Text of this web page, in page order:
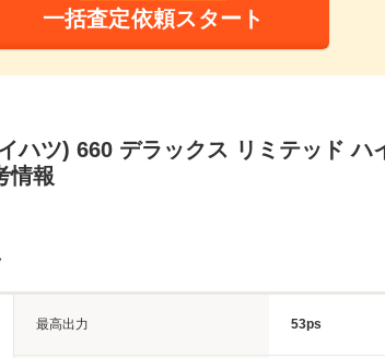
一括査定依頼スタート
ハツ) 660 デラックス リミテッド ハ
情報
最高出力 53ps